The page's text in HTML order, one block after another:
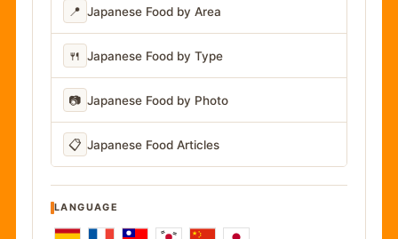
📍 Japanese Food by Area
🍴 Japanese Food by Type
📷 Japanese Food by Photo
📋 Japanese Food Articles
LANGUAGE